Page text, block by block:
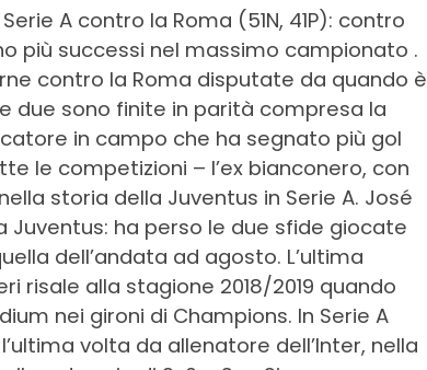
A contro la Roma (51N, 41P): contro
più successi nel massimo campionato .
contro la Roma disputate da quando è
due sono finite in parità compresa la
in campo che ha segnato più gol
le competizioni – l’ex bianconero, con
storia della Juventus in Serie A. José
ha perso le due sfide giocate
dell’andata ad agosto. L’ultima
risale alla stagione 2018/2019 quando
nei gironi di Champions. In Serie A
volta da allenatore dell’Inter, nella